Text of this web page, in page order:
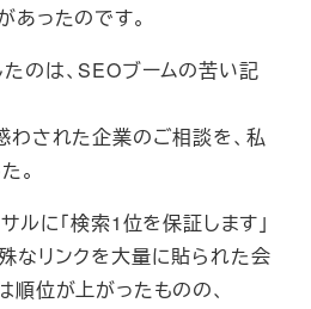
あったのです。
のは、SEOブームの苦い記
された企業のご相談を、私
。
ルに「検索1位を保証します」
なリンクを大量に貼られた会
順位が上がったものの、